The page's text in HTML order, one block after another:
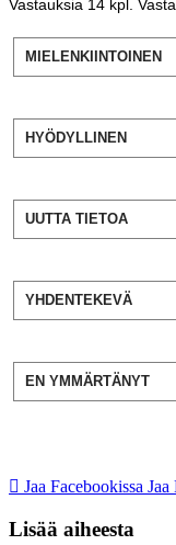
Vastauksia 14 kpl.
MIELENKIINTOINEN
HYÖDYLLINEN
UUTTA TIETOA
YHDENTEKEVÄ
EN YMMÄRTÄNYT
Jaa Facebookissa Jaa
Lisää aiheesta